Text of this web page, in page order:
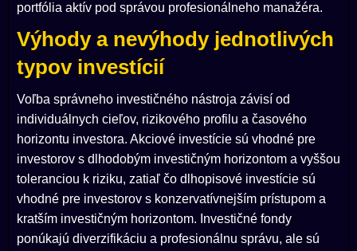
portfólia aktív pod správou profesionálneho manažéra.
Výhody a nevýhody jednotlivých
typov investícií
Voľba správneho investičného nástroja závisí od
individuálnych cieľov, rizikového profilu a časového
horizontu investora. Akciové investície sú vhodné pre
investorov s dlhodobým investičným horizontom a vyššou
toleranciou k riziku, zatiaľ čo dlhopisové investície sú
vhodné pre investorov s konzervatívnejším prístupom a
kratším investičným horizontom. Investičné fondy
ponúkajú diverzifikáciu a profesionálnu správu, ale sú